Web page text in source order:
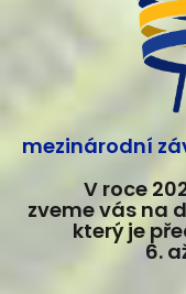
mezinárodní
V roce
zveme vás na
který je
6.